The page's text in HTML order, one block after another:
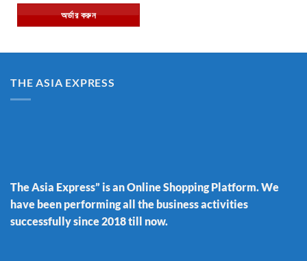
was:
৳ 850.00.
is:
৳ 590.00.
অর্ডার করুন
THE ASIA EXPRESS
The Asia Express” is an Online Shopping Platform. We
have been performing all the business activities
successfully since 2018 till now.